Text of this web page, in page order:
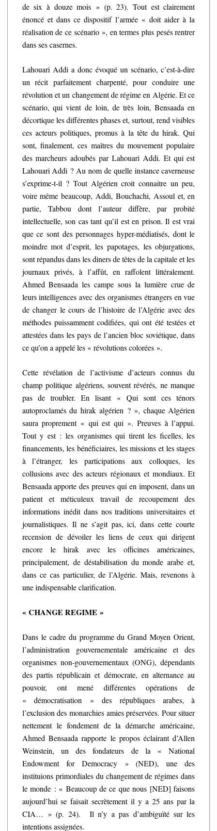
de six à douze mois » (p. 23). Tout est clairement
énoncé et dans ce dispositif l’armée « doit aider à la
réalisation de ce scénario », en termes plus pesés rentrer
dans ses casernes.
Lahouari Addi a donc évoqué un scénario, c’est-à-dire
un récit parfaitement charpenté, pour conduire une
révolution et un changement de régime en Algérie. Et ce
scénario, qui vient de loin, de très loin, Bensaada en
décortique les différentes phases et, surtout, rend visibles
ces acteurs politiques, promus à la tête du hirak. Qui
sont, finalement, ces maîtres du mouvement populaire
des marcheurs adoubés par Lahouari Addi. Et qui est
Lahouari Addi ? Au nom de quelle instance caverneuse
s’exprime-t-il ? Tout Algérien croit connaitre un peu,
voire même beaucoup, Addi, Bouchachi, Assoul et, en
partie, Tabbou dont l’auteur diffère, par probité
intellectuelle, son cas tant qu’il est en prison. Il est vrai
que ce sont des personnages hyper-médiatisés, dont le
moindre mot d’esprit, les papotages, les objurgations,
sont répandus dans les diners de têtes de la capitale et les
journaux privés, à l’affût, en raffolent littéralement.
Ahmed Bensaada les campe sous la lumière crue de
leurs intelligences avec des organismes étrangers en vue
de changer le cours de l’histoire de l’Algérie avec des
méthodes puissamment codifiées, qui ont été testées et
attestées dans les pays de l’ancien bloc soviétique, dans
ce qu’on a appelé les « révolutions colorées ».
Cette révélation de l’activisme d’acteurs connus du
champ politique algériens, souvent révérés, ne manque
pas de troubler. En lisant « Qui sont ces ténors
autoproclamés du hirak algérien ? », chaque Algérien
saura proprement « qui est qui ». Preuves à l’appui.
Tout y est : les organismes qui tirent les ficelles, les
financements, les bénéficiaires, les missions et les stages
à l’étranger, les participations aux colloques, les
collusions avec des acteurs régionaux et mondiaux. Et
Bensaada apporte des preuves qui en imposent, dans un
patient et méticuleux travail de recoupement des
informations inédit dans nos traditions universitaires et
journalistiques. Il ne s’agit pas, ici, dans cette courte
recension de dévoiler les liens de ceux qui dirigent
encore le hirak avec les officines américaines,
principalement, de déstabilisation du monde arabe et,
dans ce cas particulier, de l’Algérie. Mais, revenons à
une indispensable clarification.
« CHANGE REGIME »
Dans le cadre du programme du Grand Moyen Orient,
l’administration gouvernementale américaine et des
organismes non-gouvernementaux (ONG), dépendants
des partis républicain et démocrate, en alternance au
pouvoir, ont mené différentes opérations de
« démocratisation » des républiques arabes, à
l’exclusion des monarchies amies préservées. Pour situer
nettement le fondement de la démarche américaine,
Ahmed Bensaada rapporte le propos éclairant d’Allen
Weinstein, un des fondateurs de la « National
Endowment for Democracy » (NED), une des
instituions primordiales du changement de régimes dans
le monde : « Beaucoup de ce que nous [NED] faisons
aujourd’hui se faisait secrètement il y a 25 ans par la
CIA… » (p. 24). Il n’y a pas d’ambiguïté sur les
intentions assignées.